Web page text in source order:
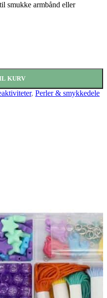
smukke armbånd eller
KURV
, Perler & smykkedele